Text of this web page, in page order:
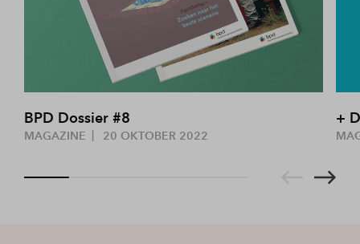
BPD Dossier #8
MAGAZINE 20 OKTOBER 2022
+